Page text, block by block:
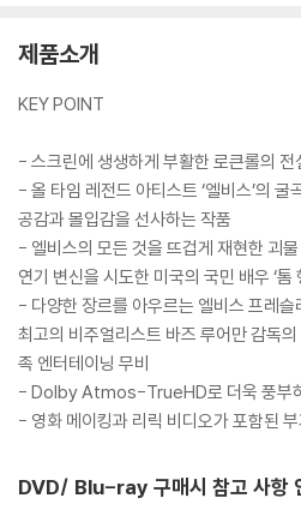
제품소개
KEY POINT
- 스크린에 생생하게 부활한 로큰롤의
- 올 타임 레전드 아티스트 ‘엘비스’의
공감과 몰입감을 선사하는 작품
- 엘비스의 모든 것을 뜨겁게 재현한 괴물
연기 변신을 시도한 미국의 국민 배우 ‘톰
- 다양한 장르를 아우르는 엘비스 프레
최고의 비주얼리스트 바즈 루어만 감독
족 엔터테이닝 무비
- Dolby Atmos-TrueHD로 더욱 풍부
- 영화 메이킹과 리릭 비디오가 포함된
DVD/ Blu-ray 구매시 참고 사항